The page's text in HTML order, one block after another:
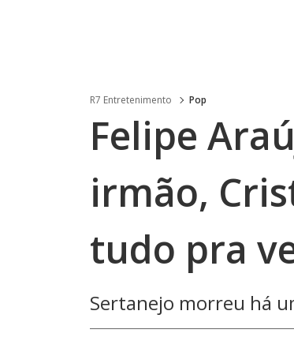
R7 Entretenimento Pop
Felipe
irmão,
tudo pra
Sertanejo morreu há